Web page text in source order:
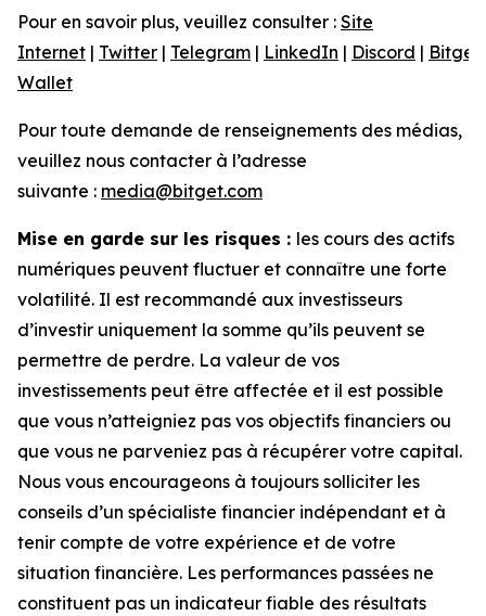
Pour en savoir plus, veuillez consulter : Site
Internet | Twitter | Telegram | LinkedIn | Discord | Bitget
Wallet
Pour toute demande de renseignements des médias,
veuillez nous contacter à l’adresse
suivante : media@bitget.com
Mise en garde sur les risques : les cours des actifs
numériques peuvent fluctuer et connaître une forte
volatilité. Il est recommandé aux investisseurs
d’investir uniquement la somme qu’ils peuvent se
permettre de perdre. La valeur de vos
investissements peut être affectée et il est possible
que vous n’atteigniez pas vos objectifs financiers ou
que vous ne parveniez pas à récupérer votre capital.
Nous vous encourageons à toujours solliciter les
conseils d’un spécialiste financier indépendant et à
tenir compte de votre expérience et de votre
situation financière. Les performances passées ne
constituent pas un indicateur fiable des résultats